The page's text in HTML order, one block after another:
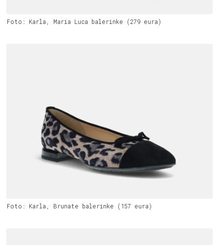
Foto: Karla, Maria Luca balerinke (279 eura)
Foto: Karla, Brunate balerinke (157 eura)